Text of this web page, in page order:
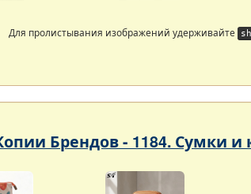
Для пролистывания изображений удерживайте
Брендов - 1184. Сумки